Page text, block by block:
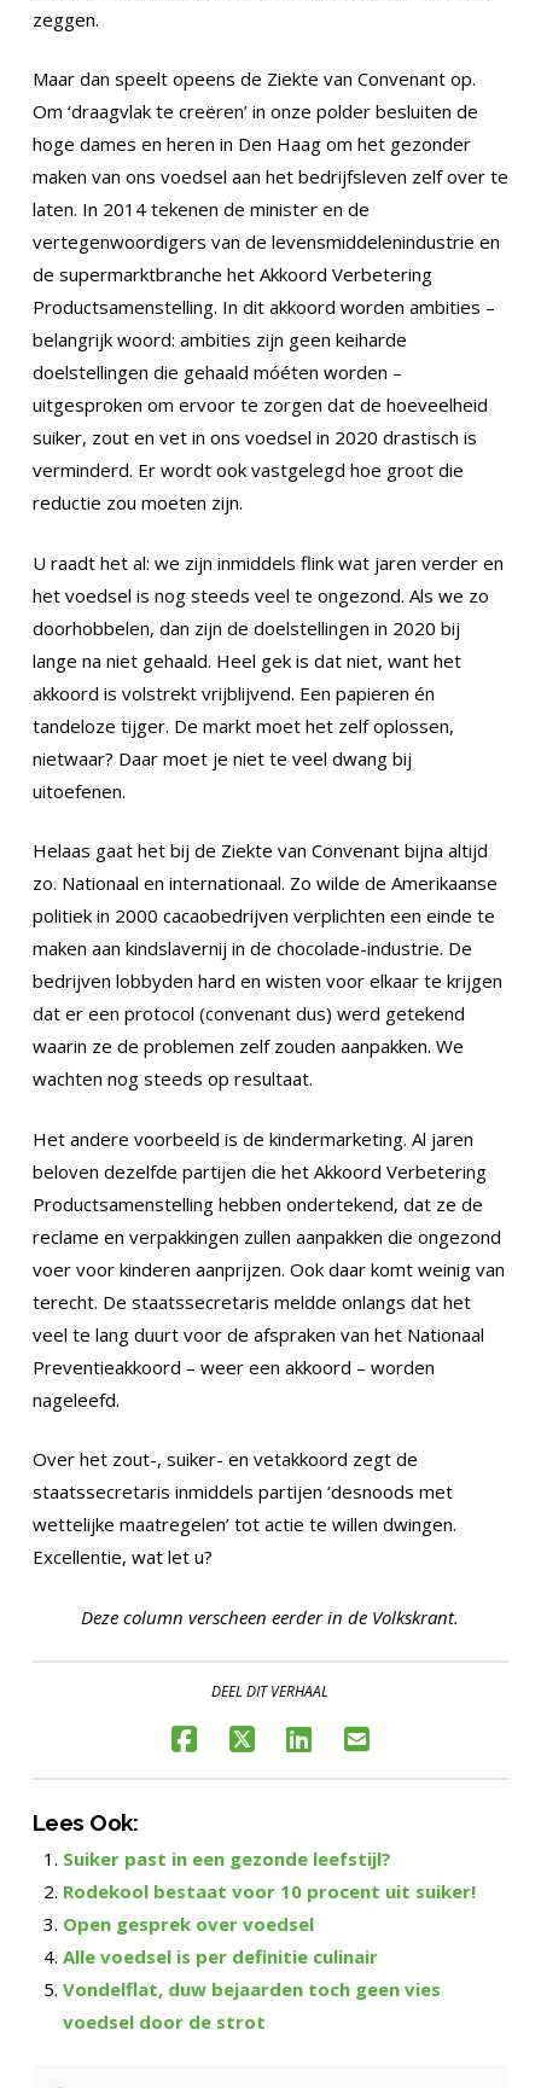
zeggen.
Maar dan speelt opeens de Ziekte van Convenant op.
Om ‘draagvlak te creëren’ in onze polder besluiten de
hoge dames en heren in Den Haag om het gezonder
maken van ons voedsel aan het bedrijfsleven zelf over te
laten. In 2014 tekenen de minister en de
vertegenwoordigers van de levensmiddelenindustrie en
de supermarktbranche het Akkoord Verbetering
Productsamenstelling. In dit akkoord worden ambities –
belangrijk woord: ambities zijn geen keiharde
doelstellingen die gehaald móéten worden –
uitgesproken om ervoor te zorgen dat de hoeveelheid
suiker, zout en vet in ons voedsel in 2020 drastisch is
verminderd. Er wordt ook vastgelegd hoe groot die
reductie zou moeten zijn.
U raadt het al: we zijn inmiddels flink wat jaren verder en
het voedsel is nog steeds veel te ongezond. Als we zo
doorhobbelen, dan zijn de doelstellingen in 2020 bij
lange na niet gehaald. Heel gek is dat niet, want het
akkoord is volstrekt vrijblijvend. Een papieren én
tandeloze tijger. De markt moet het zelf oplossen,
nietwaar? Daar moet je niet te veel dwang bij
uitoefenen.
Helaas gaat het bij de Ziekte van Convenant bijna altijd
zo. Nationaal en internationaal. Zo wilde de Amerikaanse
politiek in 2000 cacaobedrijven verplichten een einde te
maken aan kindslavernij in de chocolade-industrie. De
bedrijven lobbyden hard en wisten voor elkaar te krijgen
dat er een protocol (convenant dus) werd getekend
waarin ze de problemen zelf zouden aanpakken. We
wachten nog steeds op resultaat.
Het andere voorbeeld is de kindermarketing. Al jaren
beloven dezelfde partijen die het Akkoord Verbetering
Productsamenstelling hebben ondertekend, dat ze de
reclame en verpakkingen zullen aanpakken die ongezond
voer voor kinderen aanprijzen. Ook daar komt weinig van
terecht. De staatssecretaris meldde onlangs dat het
veel te lang duurt voor de afspraken van het Nationaal
Preventieakkoord – weer een akkoord – worden
nageleefd.
Over het zout-, suiker- en vetakkoord zegt de
staatssecretaris inmiddels partijen ‘desnoods met
wettelijke maatregelen’ tot actie te willen dwingen.
Excellentie, wat let u?
Deze column verscheen eerder in de Volkskrant.
DEEL DIT VERHAAL
Lees Ook:
Suiker past in een gezonde leefstijl?
Rodekool bestaat voor 10 procent uit suiker!
Open gesprek over voedsel
Alle voedsel is per definitie culinair
Vondelflat, duw bejaarden toch geen vies
voedsel door de strot